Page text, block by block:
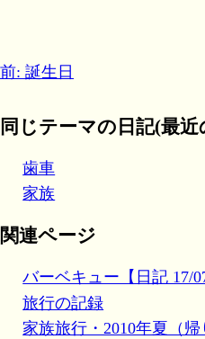
前: 誕生日
同じテーマの日記(最近
歯車
家族
関連ページ
バーベキュー【日記 17/
旅行の記録
家族旅行・2010年夏（帰